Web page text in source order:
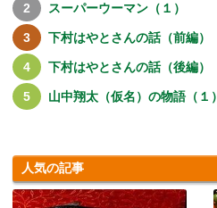
スーパーウーマン（１）
下村はやとさんの話（前編）
下村はやとさんの話（後編）
山中翔太（仮名）の物語（１）
人気の記事